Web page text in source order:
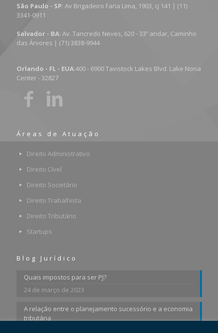
São Paulo - SP: Av Brigadeiro Faria Lima, 1903, cj 141 | (11)
3341-0911
Salvador - BA: Av. Tancredo Neves, 620 - 33º andar, Caminho
das Árvores | (71) 3838-9944
Orlando - FL - EUA:400 - 6900 Tavistock Lakes Blvd. Lake Nona
Center - 32827
Áreas de Atuação
Direito Administrativo
Direito Cível
Direito Societário
Direito Trabalhista
Direito Tributário
Startups
Blog Jurídico
Quais impostos para ser PJ?
24 de março de 2023
A relação entre o planejamento sucessório e a economia
tributária